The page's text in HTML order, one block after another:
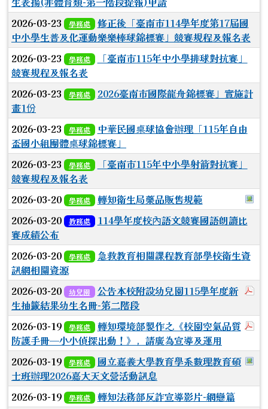
2026-03-23
學務處
修正後「臺南市114學年度第17屆國
中小學生普及化運動樂樂棒球錦標賽」競賽規程及報名表
2026-03-23
學務處
「臺南市115年中小學排球對抗賽」
競賽規程及報名表
2026-03-23
學務處
2026臺南市國際龍舟錦標賽」實施計
畫1份
2026-03-23
學務處
中華民國桌球協會辦理「115年自由
盃國小組團體桌球錦標賽」
2026-03-23
學務處
「臺南市115年中小學射箭對抗賽」
競賽規程及報名表
2026-03-20 學務處
轉知衛生局藥品販售規範
2026-03-20
教務處
114學年度校內語文競賽國語朗讀比
賽成績公布
2026-03-20
學務處
急救教育相關課程教育部學校衛生資
訊網相關資源
2026-03-20 幼兒園
公告本校附設幼兒園115學年度新
生抽籤結果幼生名冊-第二階段
2026-03-19 學務處
轉知環境部製作之《校園空氣品質
防護手冊—小小偵探出動！》，請廣為宣導及運用
2026-03-19 學務處
國立嘉義大學教育學系數理教育碩
士班辦理2026嘉大天文營活動訊息
2026-03-19
學務處
轉知法務部反詐宣導影片-網戀篇